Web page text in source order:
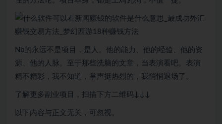
Nb的永远不是项目，是人。他的能力、他的经验、他的资
源、他的人脉。至于那些洗脑的文章，当表演看吧。表演
精不精彩，我不知道，掌声挺热烈的，我悄悄退场了。
了解更多副业项目，扫描下方二维码↓↓↓
以下内容与正文无关，可忽视。